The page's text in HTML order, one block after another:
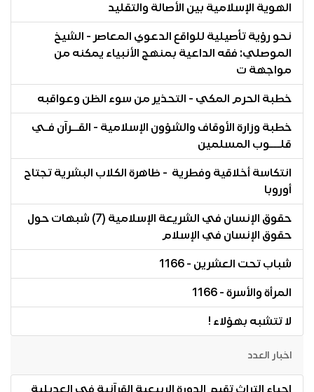
الهوية الإسلامية بين الأصالة والتقليد
نحو رؤية تأصيلية للواقع الدعوي المعاصر - الشيخ
الموصلي: فقه الداعية بمنهج الأنبياء يمكنه من
مواجهة ت
خطبة الحرم المكي - التحذير من سوء الظن وعواقبه
خطبة وزارة الأوقاف والشؤون الإسلامية - القــرآن فـي
قلـــوب المسلمين
انتكاسة أخلاقية وفطرية - ظاهرة الكلاب البشرية تجتاح
أوروبا
حقوق الإنسان في الشريعة الإسلامية (7) شبهات حول
حقوق الإنسان في الإسلام
شباب تحت العشرين - 1166
المرأة والأسرة - 1166
لا تتشبه بهؤلاء !
اخبار العدد